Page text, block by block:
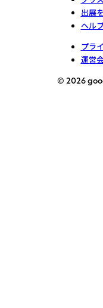
出展
ヘル
プラ
運営
© 2026